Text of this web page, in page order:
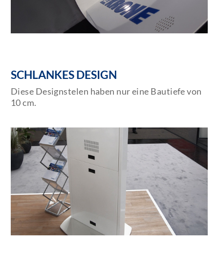
SCHLANKES DESIGN
Diese Designstelen haben nur eine Bautiefe von
10 cm.